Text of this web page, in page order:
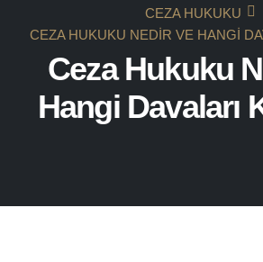
CEZA HUKUKU
CEZA HUKUKU NEDIR VE HANGI
Ceza Hukuku
Hangi Davaları